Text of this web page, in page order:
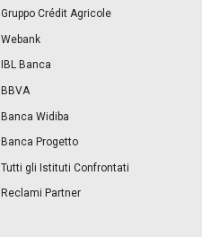
Gruppo Crédit Agricole
Webank
IBL Banca
BBVA
Banca Widiba
Banca Progetto
Tutti gli Istituti Confrontati
Reclami Partner